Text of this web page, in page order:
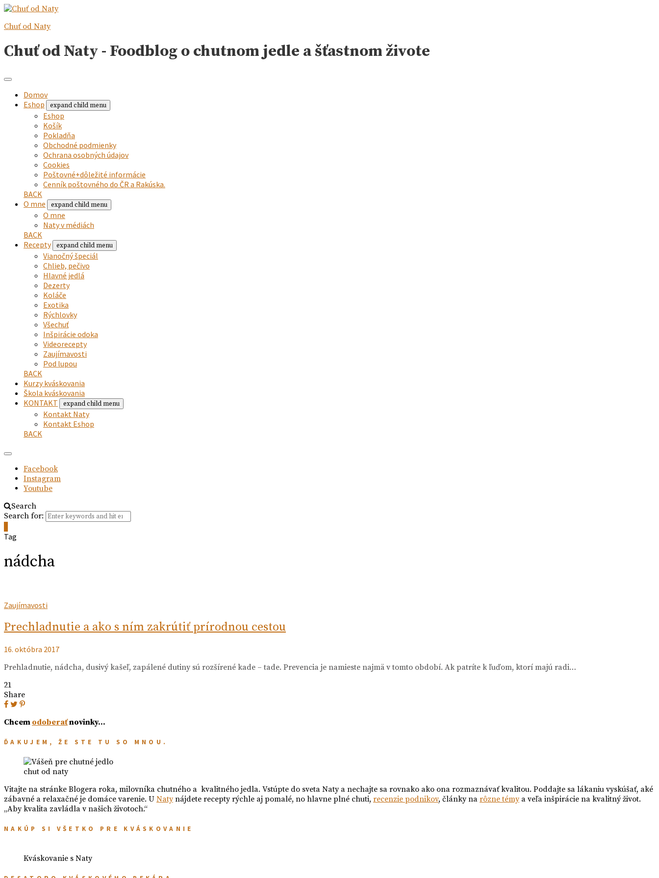
Chuť od Naty
Chuť od Naty - Foodblog o chutnom jedle a šťastnom živote
Domov
Eshop
expand child menu
Eshop
Košík
Pokladňa
Obchodné podmienky
Ochrana osobných údajov
Cookies
Poštovné+dôležité informácie
Cenník poštovného do ČR a Rakúska.
BACK
O mne
expand child menu
O mne
Naty v médiách
BACK
Recepty
expand child menu
Vianočný špeciál
Chlieb, pečivo
Hlavné jedlá
Dezerty
Koláče
Exotika
Rýchlovky
Všechuť
Inšpirácie odoka
Videorecepty
Zaujímavosti
Pod lupou
BACK
Kurzy kváskovania
Škola kváskovania
KONTAKT
expand child menu
Kontakt Naty
Kontakt Eshop
BACK
Facebook
Instagram
Youtube
Search
Search for:
Tag
nádcha
Zaujímavosti
Prechladnutie a ako s ním zakrútiť prírodnou cestou
16. októbra 2017
Prehladnutie, nádcha, dusivý kašeľ, zapálené dutiny sú rozšírené kade – tade. Prevencia je namieste najmä v tomto období. Ak patríte k ľuďom, ktorí majú radi…
21
Share
Chcem odoberaťnovinky…
ĎAKUJEM, ŽE STE TU SO MNOU.
chut od naty
Vitajte na stránke Blogera roka, milovníka chutného a kvalitného jedla. Vstúpte do sveta Naty a nechajte sa rovnako ako ona rozmaznávať kvalitou. Poddajte sa lákaniu vyskúšať, aké
zábavné a relaxačné je domáce varenie. U Natynájdete recepty rýchle aj pomalé, no hlavne plné chuti, recenzie podnikov, články na rôzne témya veľa inšpirácie na kvalitný život.
„Aby kvalita zavládla v našich životoch.“
NAKÚP SI VŠETKO PRE KVÁSKOVANIE
Kváskovanie s Naty